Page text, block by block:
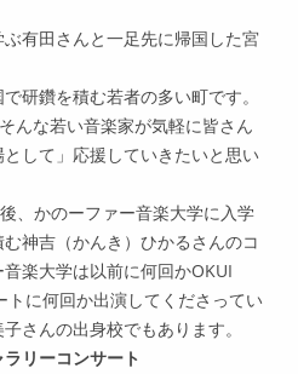
けずって、けずって、けずっ
自分をみがきたい
有田さんと一足先に帰国した宮
研鑽を積む若者の多い町です。
んな若い音楽家が気軽に皆さん
して」応援していきたいと思い
、かのーファー音楽大学に入学
神吉（かんき）ひかるさんのコ
楽大学は以前に何回かOKUI
トに何回か出演してくださってい
さんの出身校でもあります。
リーコンサート